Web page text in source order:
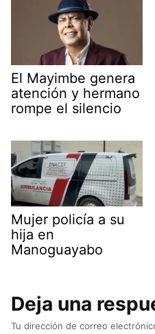
El Mayimbe genera
atención y hermano
rompe el silencio
Mujer policía a su
hija en
Manoguayabo
Deja una
Tu dirección de correo